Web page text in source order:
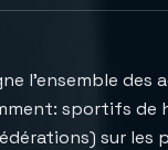
l’ensemble des
sportifs de
sur les